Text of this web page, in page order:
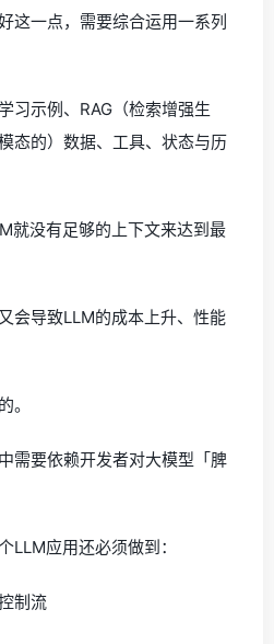
这一点，需要综合运用一系列
习示例、RAG（检索增强生
态的）数据、工具、状态与历
就没有足够的上下文来达到最
会导致LLM的成本上升、性能
。
需要依赖开发者对大模型「脾
LLM应用还必须做到：
制流